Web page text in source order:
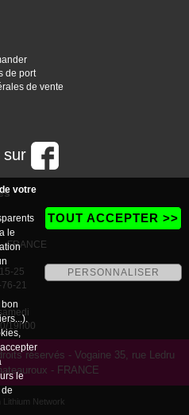
de port
de vente
sur
FRANCE
25
21
19h00
réservés - Vogaine 35, rue Ledru
- FRANCE
Lithium Network
votre
le
le
TOUT ACCEPTER >>
PERSONNALISER